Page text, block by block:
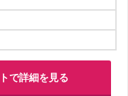
で詳細を見る